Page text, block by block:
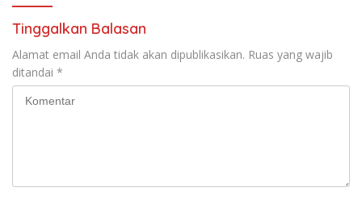
Tinggalkan Balasan
Alamat email Anda tidak akan dipublikasikan. Ruas yang wajib
ditandai *